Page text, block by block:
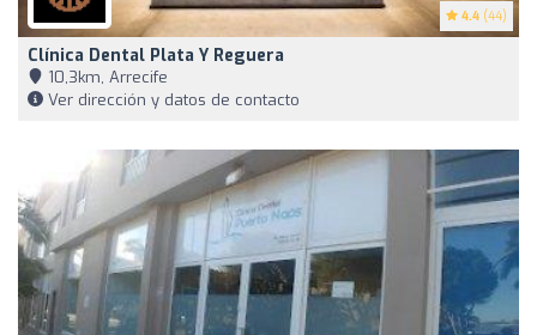
4.4 (44)
Clínica Dental Plata Y Reguera
10,3km, Arrecife
Ver dirección y datos de contacto